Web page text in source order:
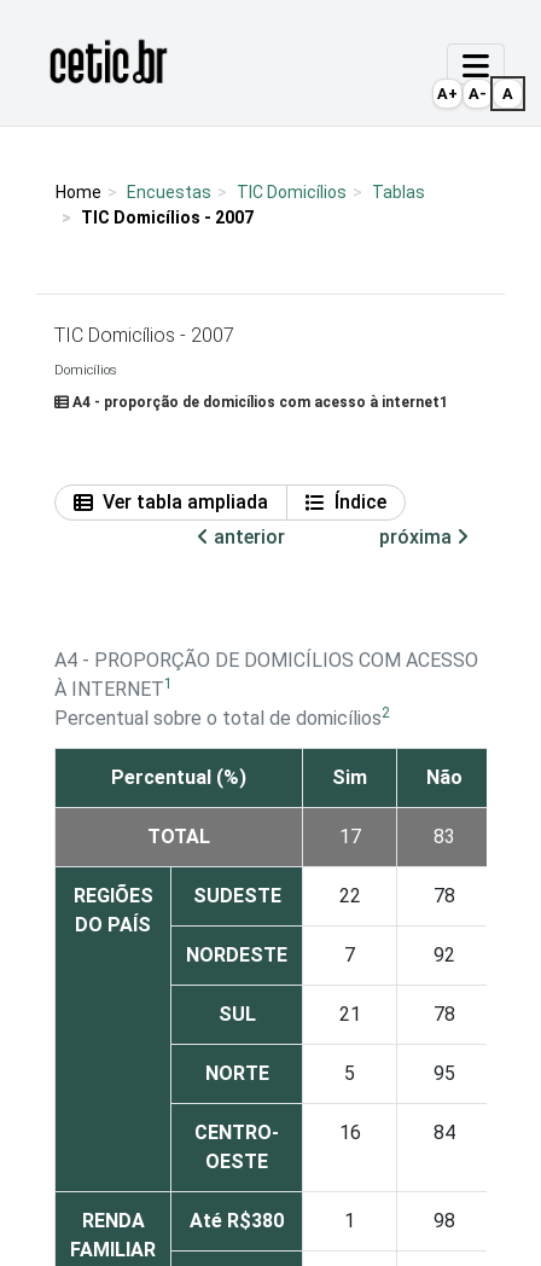
Página inicial
Home Encuestas TIC Domicílios
Tablas
TIC Domicílios - 2007
TIC Domicílios - 2007
Domicílios
A4 - proporção de domicílios com acesso à internet1
Ver tabla ampliada
Índice
anterior
próxima
A4 - PROPORÇÃO DE DOMICÍLIOS COM ACESSO
À INTERNET1
Percentual sobre o total de domicílios2
Percentual (%) Sim Não
TOTAL 17 83
REGIÕES
DO PAÍS
SUDESTE 22 78
NORDESTE 7 92
SUL 21 78
NORTE 5 95
CENTRO-
OESTE
16 84
RENDA
FAMILIAR
Até R$380 1 98
A+ A- A